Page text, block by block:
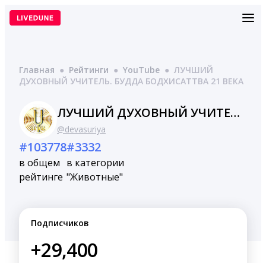
Перейти
Главная ● Рейтинги ● YouTube ● ЛУЧШИЙ
ДУХОВНЫЙ УЧИТЕЛЬ. БУДДА БОДХИСАТТВА 21 ВЕКА
ЛУЧШИЙ ДУХОВНЫЙ УЧИТЕЛЬ. БУДДА БОДХИСАТТВА 21 ВЕКА
@devasuriya
#103778
в общем
рейтинге
#3332
в категории
"Животные"
Подписчиков
+29,400